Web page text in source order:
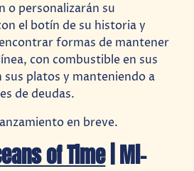
o personalizarán su
el botín de su historia y
formas de mantener
con combustible en sus
sus platos y manteniendo a
de deudas.
en breve.
of Time| Mi-